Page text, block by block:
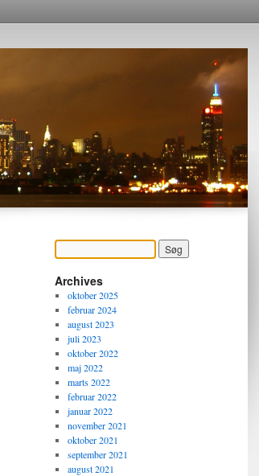
Archives
oktober 2025
februar 2024
august 2023
juli 2023
oktober 2022
maj 2022
marts 2022
februar 2022
januar 2022
november 2021
oktober 2021
september 2021
august 2021